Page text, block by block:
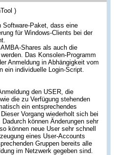
)
Paket, dass eine
für Windows-Clients bei der
Shares als auch die
Das Konsolen-Programm
Anmeldung in Abhängigkeit vom
ein individuelle Login-Script.
den USER, die
die zu Verfügung stehenden
ein entsprechendes
Vorgang wiederholt sich bei
können Änderungen sehr
können neue User sehr schnell
eines User-Accounts
Gruppen bereits alle
im Netzwerk gegeben sind.